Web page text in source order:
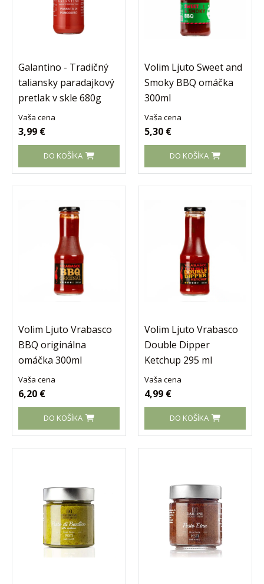
Galantino - Tradičný
taliansky paradajkový
pretlak v skle 680g
Vaša cena
3,99 €
DO KOŠÍKA
Volim Ljuto Sweet and
Smoky BBQ omáčka
300ml
Vaša cena
5,30 €
DO KOŠÍKA
Volim Ljuto Vrabasco
BBQ originálna
omáčka 300ml
Vaša cena
6,20 €
DO KOŠÍKA
Volim Ljuto Vrabasco
Double Dipper
Ketchup 295 ml
Vaša cena
4,99 €
DO KOŠÍKA